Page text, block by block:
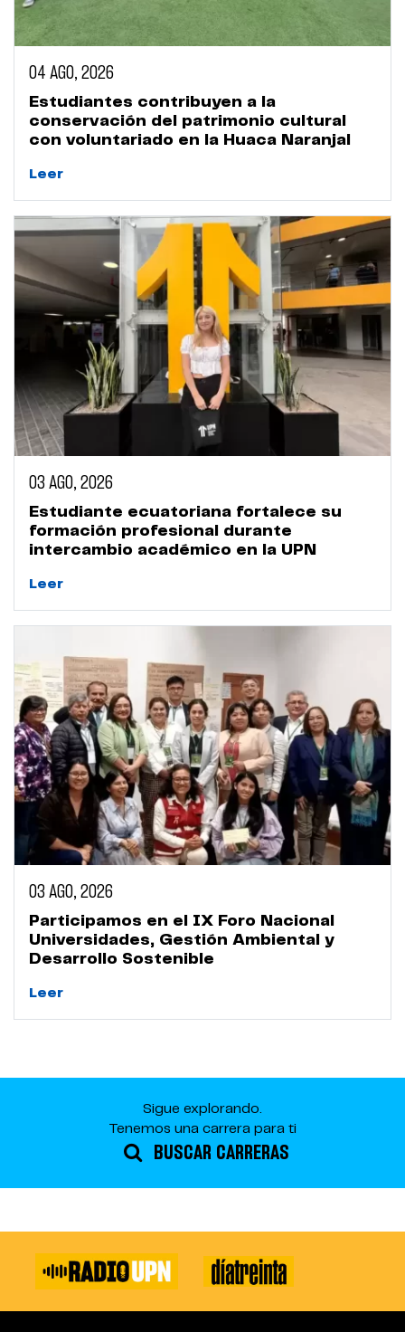
04 AGO, 2026
Estudiantes contribuyen a la
conservación del patrimonio cultural
con voluntariado en la Huaca Naranjal
Leer
03 AGO, 2026
Estudiante ecuatoriana fortalece su
formación profesional durante
intercambio académico en la UPN
Leer
03 AGO, 2026
Participamos en el IX Foro Nacional
Universidades, Gestión Ambiental y
Desarrollo Sostenible
Leer
Sigue explorando.
Tenemos una carrera para ti
BUSCAR CARRERAS